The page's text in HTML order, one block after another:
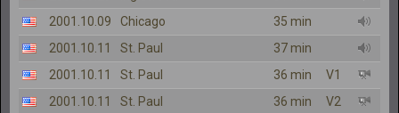
2001.10.09
Chicago
35 min
2001.10.11
St. Paul
37 min
2001.10.11
St. Paul 36 min
V1
2001.10.11
St. Paul 36 min
V2